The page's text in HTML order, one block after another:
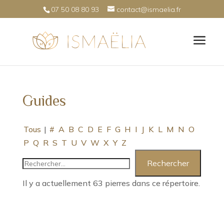
07 50 08 80 93 contact@ismaelia.fr
Guides
Tous | # A B C D E F G H I J K L M N O
P Q R S T U V W X Y Z
Il y a actuellement 63 pierres dans ce répertoire.